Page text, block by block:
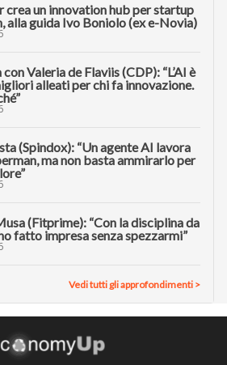
crea un innovation hub per startup
alla guida Ivo Boniolo (ex e-Novia)
Valeria de Flaviis (CDP): “L’AI è
alleati per chi fa innovazione.
(Spindox): “Un agente AI lavora
ma non basta ammirarlo per
(Fitprime): “Con la disciplina da
fatto impresa senza spezzarmi”
Vedi tutti gli approfondimenti >